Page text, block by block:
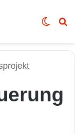
Skin